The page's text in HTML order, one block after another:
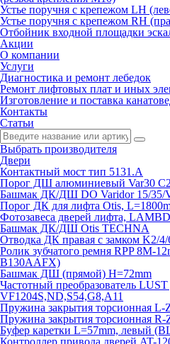
Устье поручня с крепежом LH
Устье поручня с крепежом RH
Отбойник входной площадки
Акции
О компании
Услуги
Диагностика и ремонт лебедок
Ремонт лифтовых плат и иных
Изготовление и поставка
Контакты
Статьи
Выбрать производителя
Двери
Контактный мост тип 5131.A
Порог ДШ алюминиевый Var30
Башмак ДК/ДШ DO Varidor 15/35/
Порог ДК для лифта Otis,
Фотозавеса дверей лифта,
Башмак ДК/ДШ Otis TECHNA
Отводка ДК правая с замком K2/
Ролик зубчатого ремня RPP 8M-
B130AAFX)
Башмак ДШ (прямой) H=72mm
Частотный преобразователь
VF1204S,ND,S54,G8,A11
Пружина закрытия торсионная
Пружина закрытия торсионная
Буфер каретки L=57mm, левый
Контроллер привода дверей AT-